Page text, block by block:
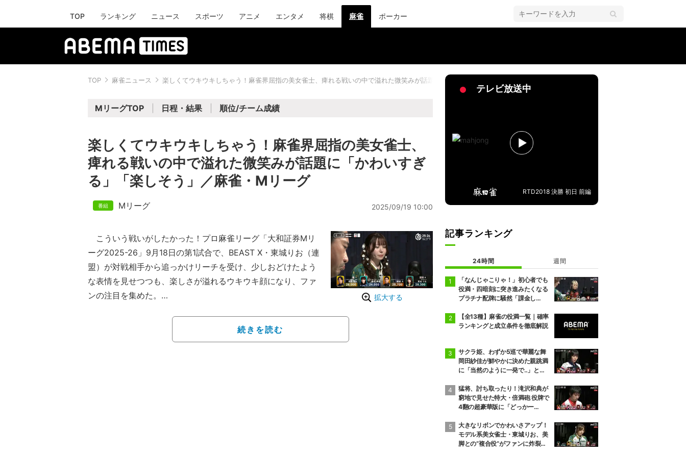
TOP ランキング ニュース スポーツ アニメ エンタメ 将棋 麻雀 ポーカー
TOP 麻雀ニュース 楽しくてウキウキしちゃう！麻雀界屈指の美女雀士、痺れる戦いの中で溢れた微笑みが話題に「かわいすぎる」「楽しそう」／麻雀・Mリーグ
MリーグTOP 日程・結果 順位/チーム成績
楽しくてウキウキしちゃう！麻雀界屈指の美女雀士、
痺れる戦いの中で溢れた微笑みが話題に「かわいすぎ
る」「楽しそう」／麻雀・Mリーグ
Mリーグ 2025/09/19 10:00
拡大する
こういう戦いがしたかった！プロ麻雀リーグ「大和証券Mリ
ーグ2025-26」9月18日の第1試合で、BEAST X・東城りお（連
盟）が対戦相手から追っかけリーチを受け、少しおどけたよう
な表情を見せつつも、楽しさが溢れるウキウキ顔になり、ファ
ンの注目を集めた。
グに復帰。伸びやかな麻雀と抜群のルックス・スタイルから
「ミス・パーフェクト」の異名を持つが、チームからは過去3
続きを読む
テレビ放送中
RTD2018 決勝 初日 前編
記事ランキング
24時間 週間
「なんじゃこりゃ！」初心者でも
役満・四暗刻に突き進みたくなる
プラチナ配牌に騒然「課金し
【全13種】麻雀の役満一覧｜確率
ランキングと成立条件を徹底解説
サクラ姫、わずか5巡で華麗な舞
岡田紗佳が鮮やかに決めた親跳満
に「当然のように一発で‥」と驚
猛将、討ち取ったり！滝沢和典が
窮地で見せた特大・倍満砲 役牌で
4翻の超豪華版に「どっかー
大きなリボンでかわいさアップ！
モデル系美女雀士・東城りお、美
脚との“複合役”がファンに炸裂